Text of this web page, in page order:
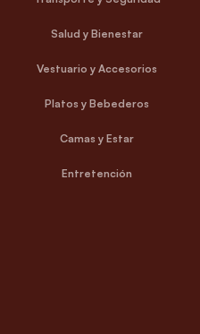
Salud y Bienestar
Vestuario y Accesorios
Platos y Bebederos
Camas y Estar
Entretención